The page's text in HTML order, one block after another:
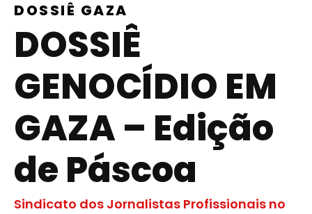
DOSSIÊ GAZA
DOSSIÊ
GENOCÍDIO EM
GAZA – Edição
de Páscoa
Sindicato dos Jornalistas Profissionais no